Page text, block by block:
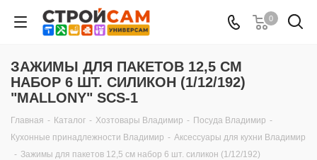
0
ЗАЖИМЫ ДЛЯ ПАКЕТОВ 12,5 СМ
НАБОР 6 ШТ. СИЛИКОН (1/12/192)
"MALLONY" SCS-1
Главная - Каталог - Хозтовары Владимир - Посуда Владимир -
Кухонные принадлежности Владимир - Аксессуары для кухни Владимир
- Зажимы для пакетов 12,5 см набор 6 шт. силикон (1/12/192)